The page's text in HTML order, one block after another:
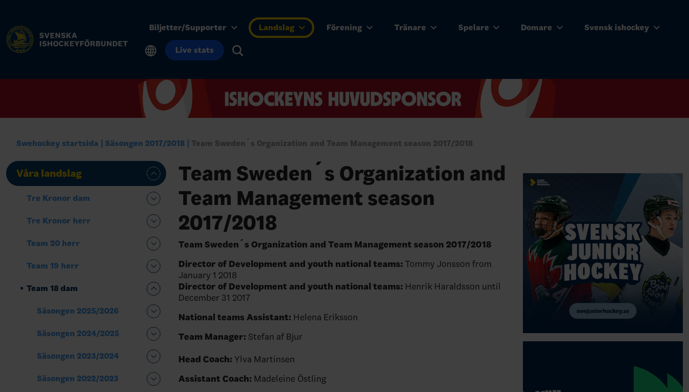
Biljetter/Supporter Landslag Förening Tränare Spelare Domare Svensk ishockey
Live stats
Swehockey startsida Säsongen 2017/2018 Team Sweden´s Organization and Team Management season 2017/2018
Våra landslag
Tre Kronor dam
Tre Kronor herr
Team 20 herr
Team 19 herr
Team 18 dam
Säsongen 2025/2026
Säsongen 2024/2025
Säsongen 2023/2024
Säsongen 2022/2023
Team Sweden´s Organization and
Team Management season
2017/2018
Team Sweden´s Organization and Team Management season 2017/2018
Director of Development and youth national teams: Tommy Jonsson from
January 1 2018
Director of Development and youth national teams: Henrik Haraldsson until
December 31 2017
National teams Assistant: Helena Eriksson
Team Manager: Stefan af Bjur
Head Coach: Ylva Martinsen
Assistant Coach: Madeleine Östling